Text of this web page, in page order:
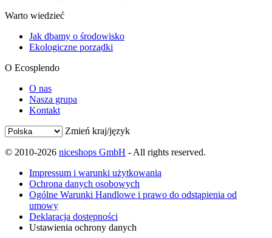
Warto wiedzieć
Jak dbamy o środowisko
Ekologiczne porządki
O Ecosplendo
O nas
Nasza grupa
Kontakt
Zmień kraj/język
© 2010-2026 niceshops GmbH - All rights reserved.
Impressum i warunki użytkowania
Ochrona danych osobowych
Ogólne Warunki Handlowe i prawo do odstąpienia od
umowy
Deklaracja dostępności
Ustawienia ochrony danych